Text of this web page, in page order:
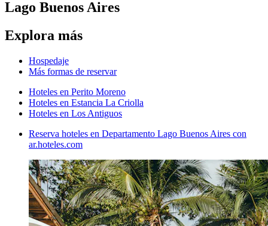
Lago Buenos Aires
Explora más
Hospedaje
Más formas de reservar
Hoteles en Perito Moreno
Hoteles en Estancia La Criolla
Hoteles en Los Antiguos
Reserva hoteles en Departamento Lago Buenos Aires con
ar.hoteles.com